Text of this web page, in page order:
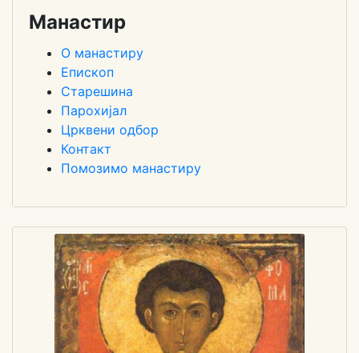
Манастир
О манастиру
Епископ
Старешина
Парохијал
Црквени одбор
Контакт
Помозимо манастиру